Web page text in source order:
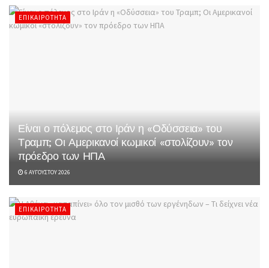
ΕΠΙΚΑΙΡΌΤΗΤΑ
Είναι ο πόλεμος στο Ιράν η «Οδύσσεια» του
Τραμπ; Οι Αμερικανοί κωμικοί «στολίζουν» τον
πρόεδρο των ΗΠΑ
6 ΑΥΓΟΎΣΤΟΥ 2026
ΕΠΙΚΑΙΡΌΤΗΤΑ